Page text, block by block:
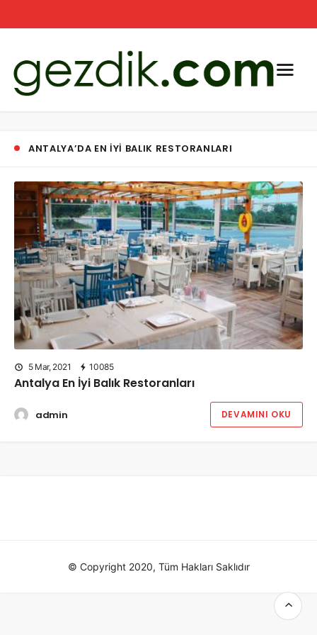
ANTALYA’DA EN IYI BALIK RESTORANLARI
5 Mar, 2021 10085
Antalya En İyi Balık Restoranları
admin DEVAMINI OKU
© Copyright 2020, Tüm Hakları Saklıdır